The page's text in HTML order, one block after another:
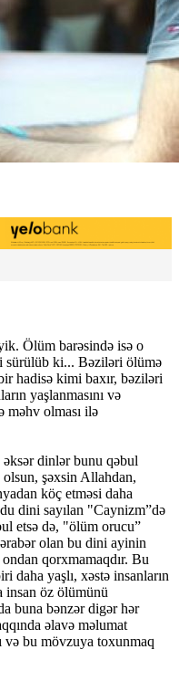
Ölüm barəsində isə o
sürülüb ki... Bəziləri ölümə
hadisə kimi baxır, bəziləri
yaşlanmasını və
məhv olması ilə
dinlər bunu qəbul
olsun, şəxsin Allahdan,
köç etməsi daha
dini sayılan "Caynizm”də
etsə də, "ölüm orucu”
olan bu dini ayinin
qorxmamaqdır. Bu
daha yaşlı, xəstə insanların
insan öz ölümünü
buna bənzər digər hər
əlavə məlumat
və bu mövzuya toxunmaq